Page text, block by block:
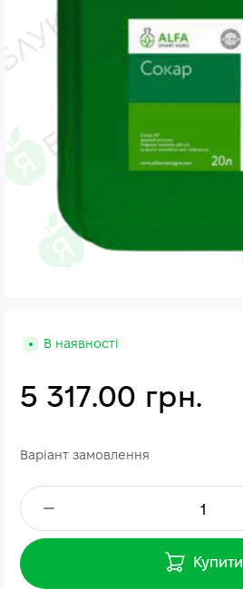
В наявності
5 317.00 грн.
Варіант замовлення
Купити